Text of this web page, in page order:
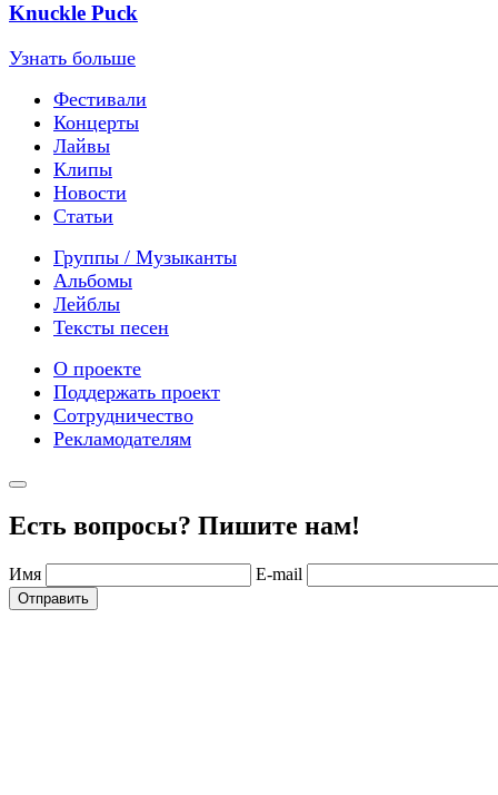
Knuckle Puck
Узнать больше
Фестивали
Концерты
Лайвы
Клипы
Новости
Статьи
Группы / Музыканты
Альбомы
Лейблы
Тексты песен
О проекте
Поддержать проект
Сотрудничество
Рекламодателям
Есть вопросы? Пишите нам!
Имя E-mail